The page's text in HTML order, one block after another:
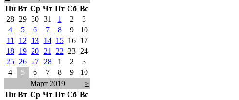
Пн Вт Ср Чт Пт Сб Вс
28
29 30 31 1 2
3
4
5 6 7 8 9
10
11
12 13 14 15 16
17
18
19 20 21 22 23
24
25
26 27 28 1 2
3
4
5 6 7 8 9
10
Март 2019
>
Пн Вт Ср Чт Пт Сб Вс